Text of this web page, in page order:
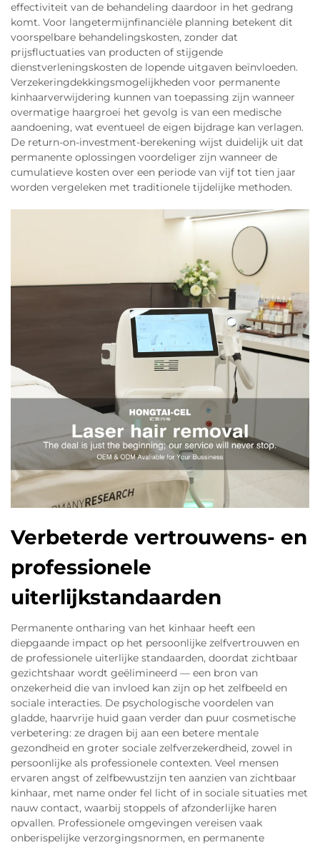
effectiviteit van de behandeling daardoor in het gedrang
komt. Voor langetermijnfinanciële planning betekent dit
voorspelbare behandelingskosten, zonder dat
prijsfluctuaties van producten of stijgende
dienstverleningskosten de lopende uitgaven beïnvloeden.
Verzekeringdekkingsmogelijkheden voor permanente
kinhaarverwijdering kunnen van toepassing zijn wanneer
overmatige haargroei het gevolg is van een medische
aandoening, wat eventueel de eigen bijdrage kan verlagen.
De return-on-investment-berekening wijst duidelijk uit dat
permanente oplossingen voordeliger zijn wanneer de
cumulatieve kosten over een periode van vijf tot tien jaar
worden vergeleken met traditionele tijdelijke methoden.
Verbeterde vertrouwens- en
professionele
uiterlijkstandaarden
Permanente ontharing van het kinhaar heeft een
diepgaande impact op het persoonlijke zelfvertrouwen en
de professionele uiterlijke standaarden, doordat zichtbaar
gezichtshaar wordt geëlimineerd — een bron van
onzekerheid die van invloed kan zijn op het zelfbeeld en
sociale interacties. De psychologische voordelen van
gladde, haarvrije huid gaan verder dan puur cosmetische
verbetering: ze dragen bij aan een betere mentale
gezondheid en groter sociale zelfverzekerdheid, zowel in
persoonlijke als professionele contexten. Veel mensen
ervaren angst of zelfbewustzijn ten aanzien van zichtbaar
kinhaar, met name onder fel licht of in sociale situaties met
nauw contact, waarbij stoppels of afzonderlijke haren
opvallen. Professionele omgevingen vereisen vaak
onberispelijke verzorgingsnormen, en permanente